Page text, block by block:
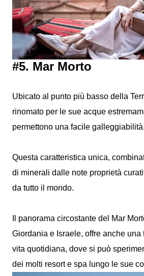
#5. Mar Morto
Ubicato al punto più basso della
rinomato per le sue acque
permettono una facile galleggiabilità.
Questa caratteristica unica,
di minerali dalle note proprietà
da tutto il mondo.
Il panorama circostante del Mar
Giordania e Israele, offre anche
vita quotidiana, dove si può
dei molti resort e spa lungo le sue